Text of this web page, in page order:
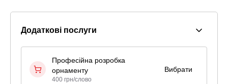
Додаткові послуги
Професійна розробка
орнаменту
400 грн/слово
Вибрати